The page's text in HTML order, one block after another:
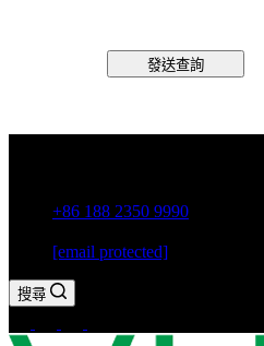
發送查詢
+86 188 2350 9990
[email protected]
搜尋